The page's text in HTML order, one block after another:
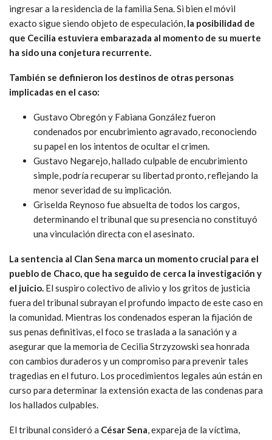
ingresar a la residencia de la familia Sena. Si bien el móvil
exacto sigue siendo objeto de especulación, la posibilidad de
que Cecilia estuviera embarazada al momento de su muerte
ha sido una conjetura recurrente.
También se definieron los destinos de otras personas
implicadas en el caso:
Gustavo Obregón y Fabiana González fueron
condenados por encubrimiento agravado, reconociendo
su papel en los intentos de ocultar el crimen.
Gustavo Negarejo, hallado culpable de encubrimiento
simple, podría recuperar su libertad pronto, reflejando la
menor severidad de su implicación.
Griselda Reynoso fue absuelta de todos los cargos,
determinando el tribunal que su presencia no constituyó
una vinculación directa con el asesinato.
La sentencia al Clan Sena marca un momento crucial para el
pueblo de Chaco, que ha seguido de cerca la investigación y
el juicio. El suspiro colectivo de alivio y los gritos de justicia
fuera del tribunal subrayan el profundo impacto de este caso en
la comunidad. Mientras los condenados esperan la fijación de
sus penas definitivas, el foco se traslada a la sanación y a
asegurar que la memoria de Cecilia Strzyzowski sea honrada
con cambios duraderos y un compromiso para prevenir tales
tragedias en el futuro. Los procedimientos legales aún están en
curso para determinar la extensión exacta de las condenas para
los hallados culpables.
El tribunal consideró a César Sena, expareja de la víctima,